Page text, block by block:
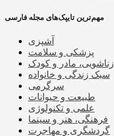
مهم‌ترین تایپک‌های مجله فارسی
آشپزی
پزشکی و سلامت
زناشویی، مادر و کودک
سبک زندگی و خانواده
سرگرمی
طبیعت و حیوانات
علمی و تکنولوژی
فرهنگی، هنر و سینما
گردشگری و مهاجرت